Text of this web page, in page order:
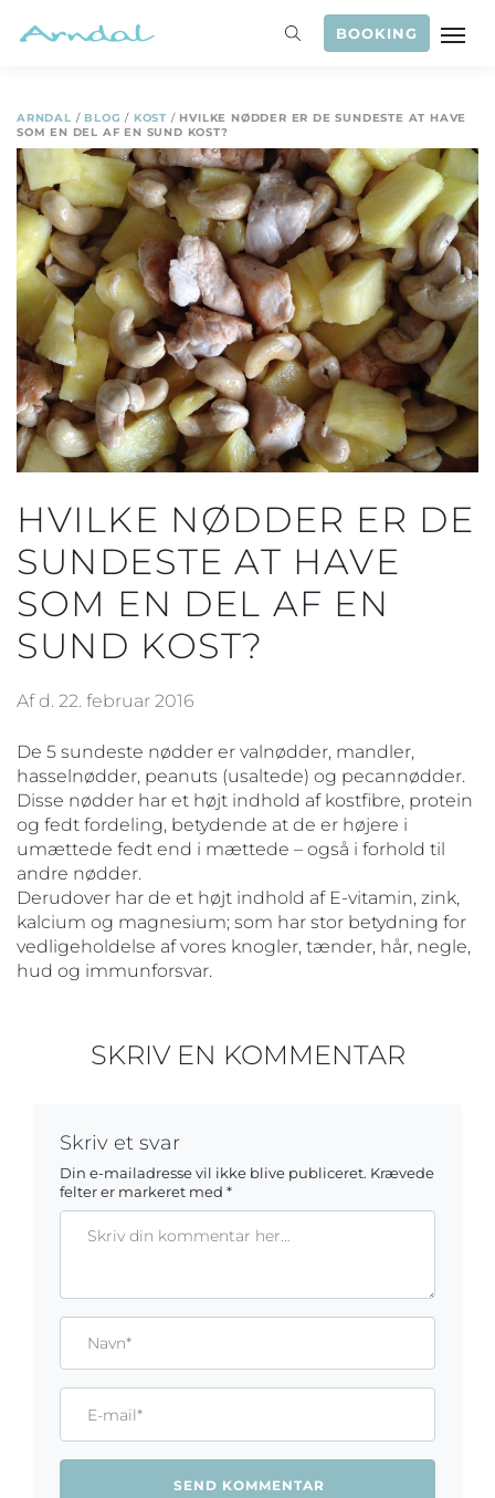
BOOKING
ARNDAL / BLOG / KOST / HVILKE NØDDER ER DE SUNDESTE AT HAVE
SOM EN DEL AF EN SUND KOST?
HVILKE NØDDER ER DE
SUNDESTE AT HAVE
SOM EN DEL AF EN
SUND KOST?
Af d. 22. februar 2016
De 5 sundeste nødder er valnødder, mandler,
hasselnødder, peanuts (usaltede) og pecannødder.
Disse nødder har et højt indhold af kostfibre, protein
og fedt fordeling, betydende at de er højere i
umættede fedt end i mættede – også i forhold til
andre nødder.
Derudover har de et højt indhold af E-vitamin, zink,
kalcium og magnesium; som har stor betydning for
vedligeholdelse af vores knogler, tænder, hår, negle,
hud og immunforsvar.
SKRIV EN KOMMENTAR
Skriv et svar
Din e-mailadresse vil ikke blive publiceret. Krævede
felter er markeret med *